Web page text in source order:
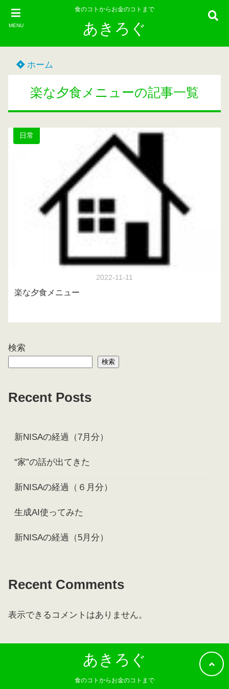
MENU
食のコトからお金のコトまで
あきろぐ
ホーム
楽な夕食メニューの記事一覧
日常
2022-11-11
楽な夕食メニュー
検索
検索
Recent Posts
新NISAの経過（7月分）
“家”の話が出てきた
新NISAの経過（６月分）
生成AI使ってみた
新NISAの経過（5月分）
Recent Comments
表示できるコメントはありません。
あきろぐ
食のコトからお金のコトまで